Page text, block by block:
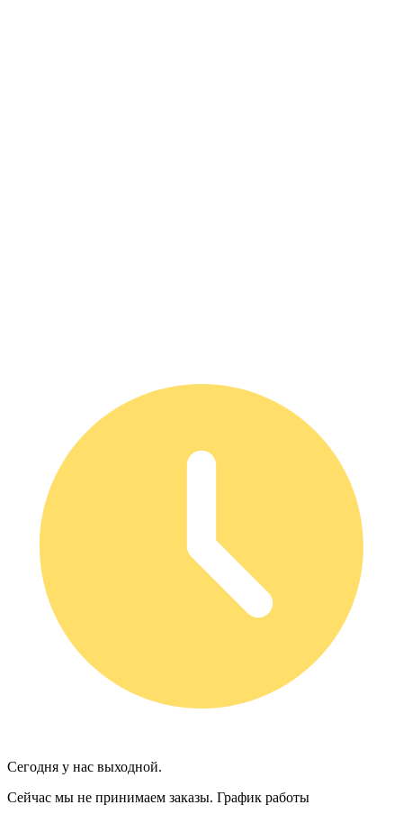
Сегодня у нас выходной.
Сейчас мы не принимаем заказы. График работы